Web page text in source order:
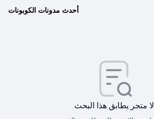
أحدث مدونات الكوبونات
لا متجر يطابق هذا البحث